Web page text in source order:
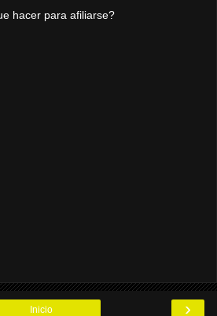
hacer para afiliarse?
›
Inicio